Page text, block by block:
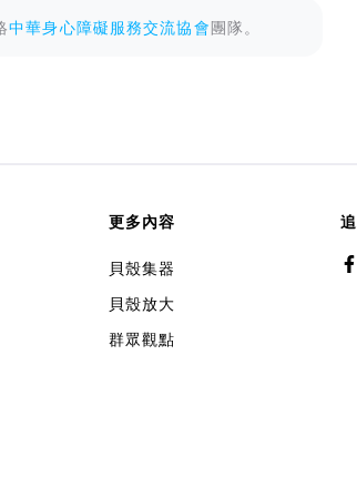
中華身心障礙服務交流協會團隊。
更多內容
貝殼集器
貝殼放大
群眾觀點